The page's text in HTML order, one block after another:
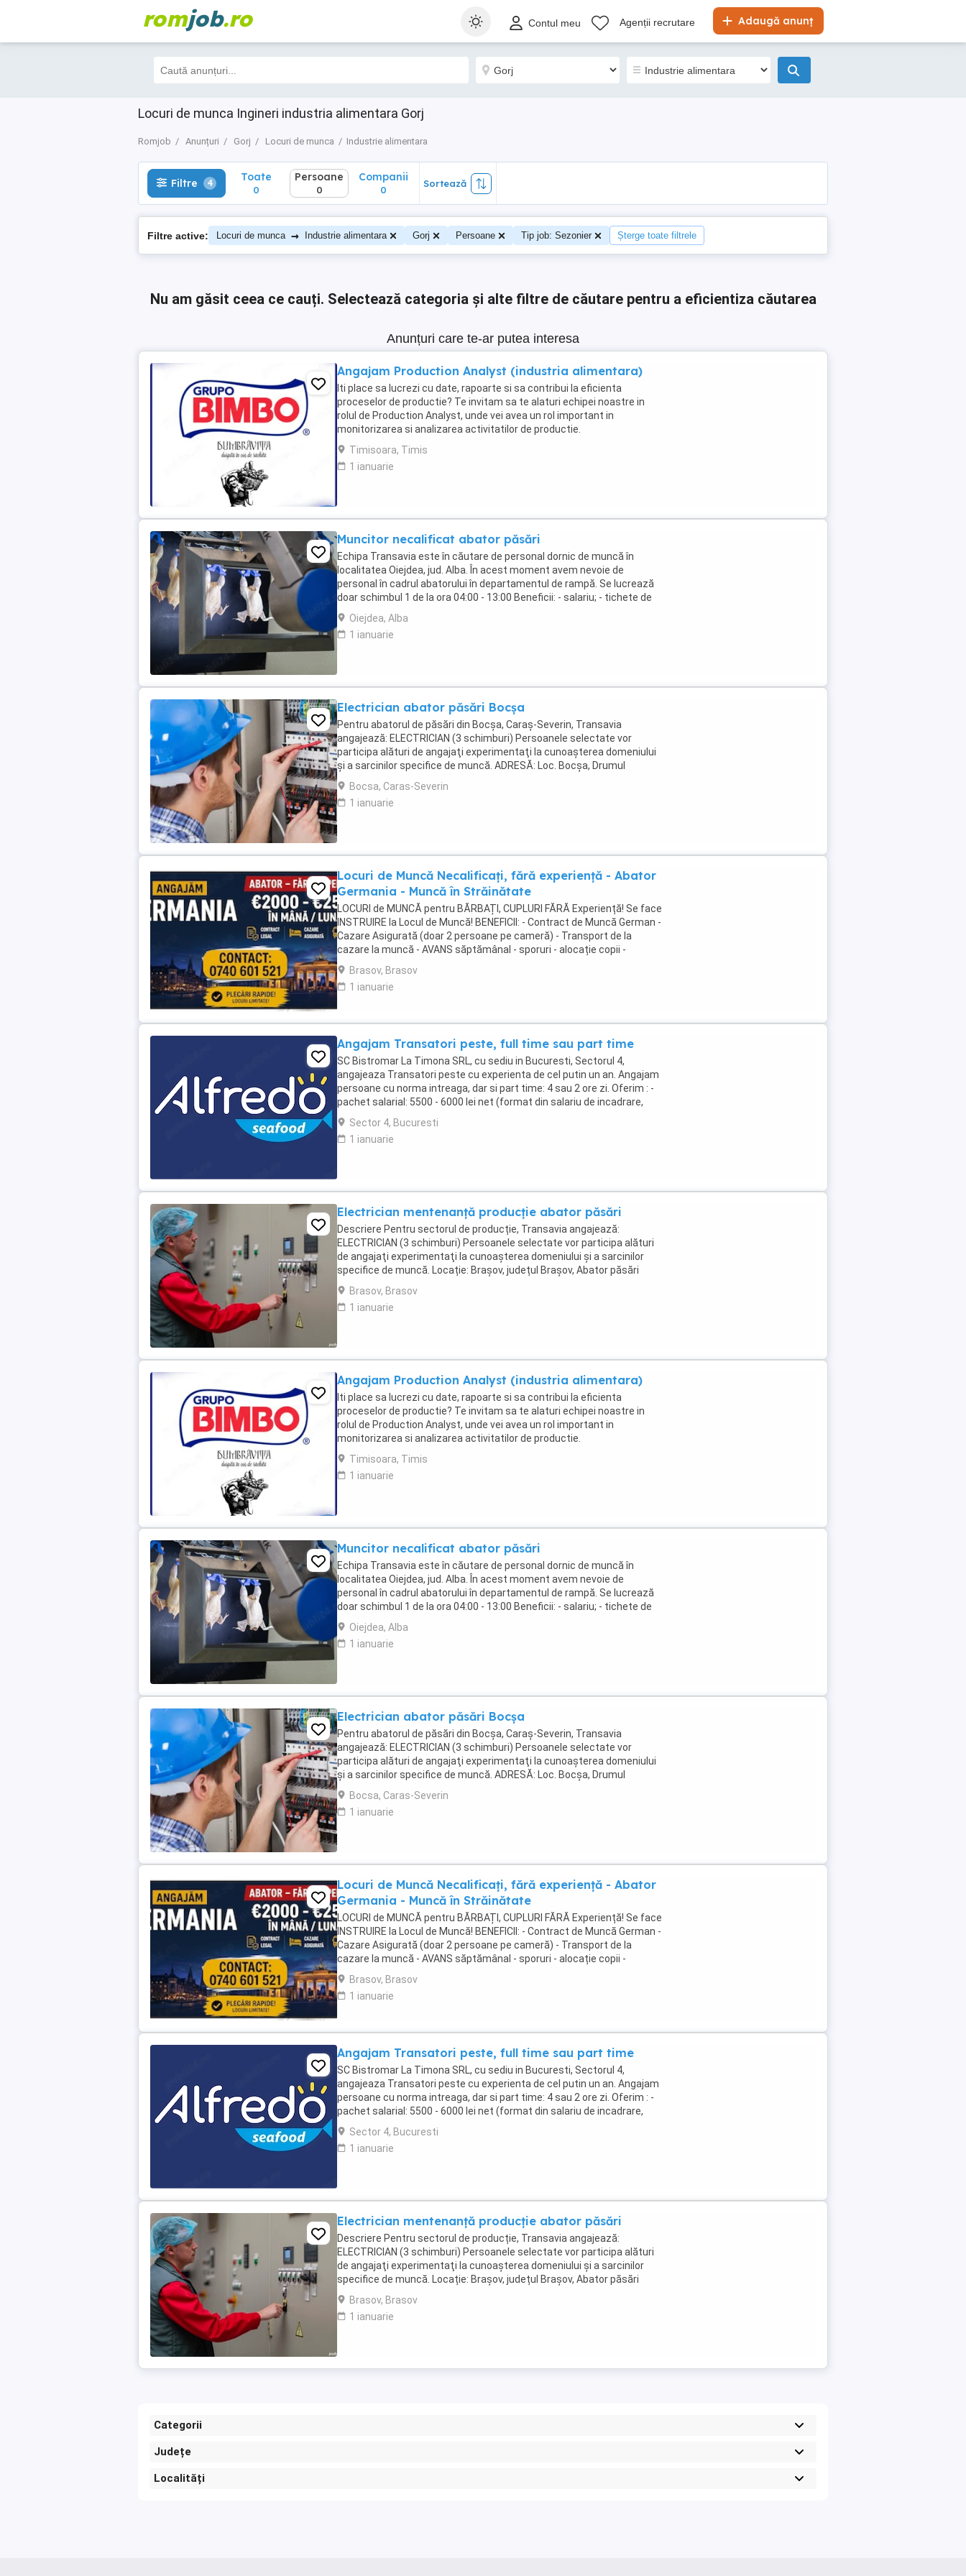
romjob.ro Adaugă anunț
Contul meu Agenții recrutare
Locuri de munca Ingineri industria alimentara Gorj
Romjob Anunțuri Gorj Locuri de munca Industrie alimentara
Filtre 4 Toate
0
Filtre 4 Toate
0
Persoane
0
Companii
0
Sortează
Filtre active: Locuri de munca → Industrie alimentara Gorj Persoane Tip job: Sezonier Șterge toate filtrele
Nu am găsit ceea ce cauți. Selectează categoria și alte filtre de căutare pentru a eficientiza căutarea
Anunțuri care te-ar putea interesa
Angajam Production Analyst (industria alimentara)
Iti place sa lucrezi cu date, rapoarte si sa contribui la eficienta
proceselor de productie? Te invitam sa te alaturi echipei noastre in
rolul de Production Analyst, unde vei avea un rol important in
monitorizarea si analizarea activitatilor de productie.
Responsabilitatile tale: Verificarea si analiza ...
Timisoara, Timis
1 ianuarie
Muncitor necalificat abator păsări
Echipa Transavia este în căutare de personal dornic de muncă în
localitatea Oiejdea, jud. Alba. În acest moment avem nevoie de
personal în cadrul abatorului în departamentul de rampă. Se lucrează
doar schimbul 1 de la ora 04:00 - 13:00 Beneficii: - salariu; - tichete de
masă în valoare de 45 lei ...
Oiejdea, Alba
1 ianuarie
Electrician abator păsări Bocșa
Pentru abatorul de păsări din Bocșa, Caraș-Severin, Transavia
angajează: ELECTRICIAN (3 schimburi) Persoanele selectate vor
participa alături de angajaţi experimentaţi la cunoaşterea domeniului
şi a sarcinilor specifice de muncă. ADRESĂ: Loc. Bocșa, Drumul
Binișului, Nr. 10, Județ Caraș-Severin Cerințe: - ...
Bocsa, Caras-Severin
1 ianuarie
Locuri de Muncă Necalificați, fără experiență - Abator
Germania - Muncă în Străinătate
LOCURI de MUNCĂ pentru BĂRBAȚI, CUPLURI FĂRĂ Experiență! Se face
INSTRUIRE la Locul de Muncă! BENEFICII: - Contract de Muncă German -
Cazare Asigurată (doar 2 persoane pe cameră) - Transport de la
cazare la muncă - AVANS săptămânal - sporuri - alocație copii -
Asigurare Medicală - Concediu Plătit Se ...
Brasov, Brasov
1 ianuarie
Angajam Transatori peste, full time sau part time
SC Bistromar La Timona SRL, cu sediu in Bucuresti, Sectorul 4,
angajeaza Transatori peste cu experienta de cel putin un an. Angajam
persoane cu norma intreaga, dar si part time: 4 sau 2 ore zi. Oferim : -
pachet salarial: 5500 - 6000 lei net (format din salariu de incadrare,
tichete de masa (30 ...
Sector 4, Bucuresti
1 ianuarie
Electrician mentenanță producție abator păsări
Descriere Pentru sectorul de producție, Transavia angajează:
ELECTRICIAN (3 schimburi) Persoanele selectate vor participa alături
de angajaţi experimentaţi la cunoaşterea domeniului şi a sarcinilor
specifice de muncă. Locație: Brașov, județul Brașov, Abator păsări
Brașov Cerințe: - certficat de ...
Brasov, Brasov
1 ianuarie
Angajam Production Analyst (industria alimentara)
Iti place sa lucrezi cu date, rapoarte si sa contribui la eficienta
proceselor de productie? Te invitam sa te alaturi echipei noastre in
rolul de Production Analyst, unde vei avea un rol important in
monitorizarea si analizarea activitatilor de productie.
Responsabilitatile tale: Verificarea si analiza ...
Timisoara, Timis
1 ianuarie
Muncitor necalificat abator păsări
Echipa Transavia este în căutare de personal dornic de muncă în
localitatea Oiejdea, jud. Alba. În acest moment avem nevoie de
personal în cadrul abatorului în departamentul de rampă. Se lucrează
doar schimbul 1 de la ora 04:00 - 13:00 Beneficii: - salariu; - tichete de
masă în valoare de 45 lei ...
Oiejdea, Alba
1 ianuarie
Electrician abator păsări Bocșa
Pentru abatorul de păsări din Bocșa, Caraș-Severin, Transavia
angajează: ELECTRICIAN (3 schimburi) Persoanele selectate vor
participa alături de angajaţi experimentaţi la cunoaşterea domeniului
şi a sarcinilor specifice de muncă. ADRESĂ: Loc. Bocșa, Drumul
Binișului, Nr. 10, Județ Caraș-Severin Cerințe: - ...
Bocsa, Caras-Severin
1 ianuarie
Locuri de Muncă Necalificați, fără experiență - Abator
Germania - Muncă în Străinătate
LOCURI de MUNCĂ pentru BĂRBAȚI, CUPLURI FĂRĂ Experiență! Se face
INSTRUIRE la Locul de Muncă! BENEFICII: - Contract de Muncă German -
Cazare Asigurată (doar 2 persoane pe cameră) - Transport de la
cazare la muncă - AVANS săptămânal - sporuri - alocație copii -
Asigurare Medicală - Concediu Plătit Se ...
Brasov, Brasov
1 ianuarie
Angajam Transatori peste, full time sau part time
SC Bistromar La Timona SRL, cu sediu in Bucuresti, Sectorul 4,
angajeaza Transatori peste cu experienta de cel putin un an. Angajam
persoane cu norma intreaga, dar si part time: 4 sau 2 ore zi. Oferim : -
pachet salarial: 5500 - 6000 lei net (format din salariu de incadrare,
tichete de masa (30 ...
Sector 4, Bucuresti
1 ianuarie
Electrician mentenanță producție abator păsări
Descriere Pentru sectorul de producție, Transavia angajează:
ELECTRICIAN (3 schimburi) Persoanele selectate vor participa alături
de angajaţi experimentaţi la cunoaşterea domeniului şi a sarcinilor
specifice de muncă. Locație: Brașov, județul Brașov, Abator păsări
Brașov Cerințe: - certficat de ...
Brasov, Brasov
1 ianuarie
Categorii
Județe
Localități